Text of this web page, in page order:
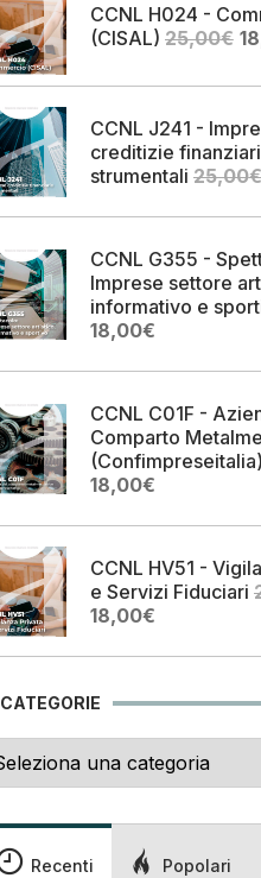
CCNL H024 -
(CISAL) 25,00€ Il
CCNL J241 -
creditizie
strumentali 25,00€
CCNL G355 -
Imprese settore
informativo e
Il
originale
25,00€.
18,00€Il
attuale
18,00€.
CCNL C01F -
Comparto
(Confimpreseitalia)
Il
originale
25,00€.
18,00€Il
attuale
18,00€.
CCNL HV51 -
e Servizi Fiduciari
Il
originale
25,00€.
18,00€Il
attuale
18,00€.
CATEGORIE
Recenti Popolari